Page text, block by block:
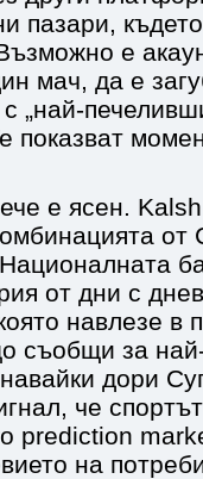
пазари,
е
мач, да е
„най-
показват
е ясен.
от
от дни с
навлезе в
съобщи за
дори
че
prediction
на